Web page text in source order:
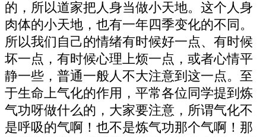
的，所以道家把人身当做小天地。这个人身
肉体的小天地，也有一年四季变化的不同。
所以我们自己的情绪有时候好一点、有时候
坏一点，有时候心理上烦一点，或者心情平
静一些，普通一般人不大注意到这一点。至
于生命上气化的作用，平常各位同学提到炼
气功呀做什么的，大家要注意，所谓气化不
是呼吸的气啊！也不是炼气功那个气啊！那